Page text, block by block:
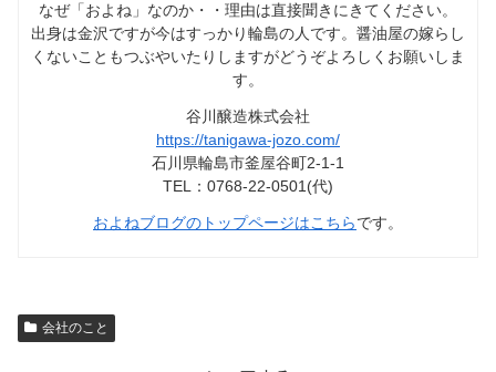
なぜ「およね」なのか・・理由は直接聞きにきてください。
出身は金沢ですが今はすっかり輪島の人です。醤油屋の嫁らし
くないこともつぶやいたりしますがどうぞよろしくお願いしま
す。
谷川醸造株式会社
https://tanigawa-jozo.com/
石川県輪島市釜屋谷町2-1-1
TEL：0768-22-0501(代)
およねブログのトップページはこちらです。
会社のこと